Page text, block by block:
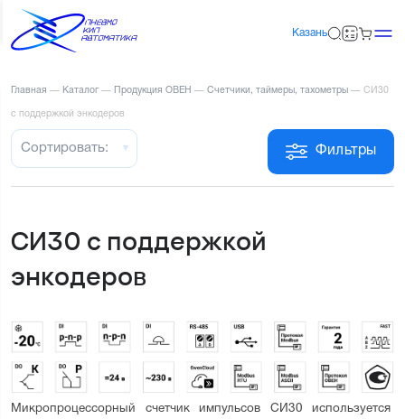
Казань
Главная — Каталог — Продукция ОВЕН — Счетчики, таймеры, тахометры — СИ30
с поддержкой энкодеров
Фильтры
Сортировать:
СИ30 с поддержкой
энкодеров
Микропроцессорный счетчик импульсов СИ30 используется